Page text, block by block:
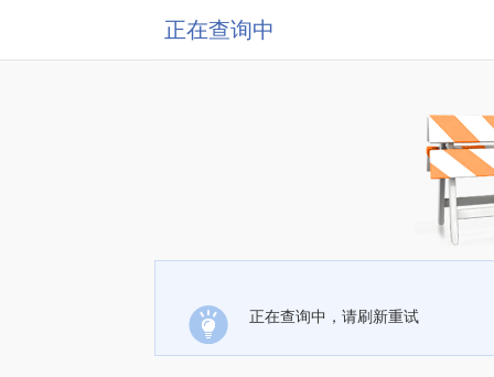
正在查询中
正在查询中，请刷新重试